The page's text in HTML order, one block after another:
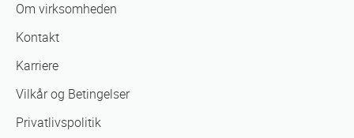
Om virksomheden
Kontakt
Karriere
Vilkår og Betingelser
Privatlivspolitik